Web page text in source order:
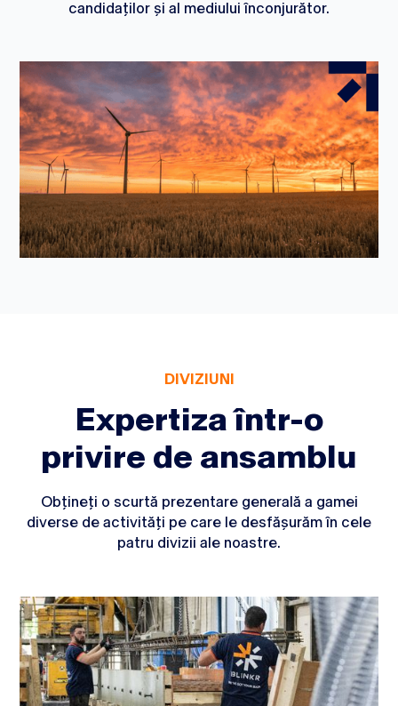
candidaților și al mediului înconjurător.
DIVIZIUNI
Expertiza într-o
privire de ansamblu
Obțineți o scurtă prezentare generală a gamei
diverse de activități pe care le desfășurăm în cele
patru divizii ale noastre.